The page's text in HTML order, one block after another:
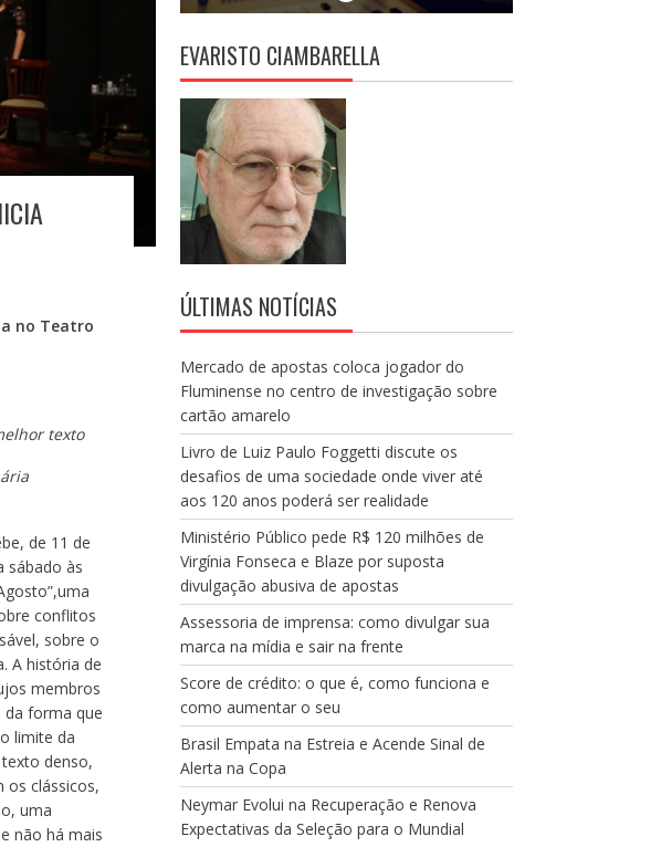
no Teatro
texto
de 11 de
sábado às
conflitos
sobre o
A história de
membros
da forma que
limite da
denso,
clássicos,
uma
não há mais
EVARISTO CIAMBARELLA
ÚLTIMAS NOTÍCIAS
Mercado de apostas coloca jogador do
Fluminense no centro de investigação sobre
cartão amarelo
Livro de Luiz Paulo Foggetti discute os
desafios de uma sociedade onde viver até
aos 120 anos poderá ser realidade
Ministério Público pede R$ 120 milhões de
Virgínia Fonseca e Blaze por suposta
divulgação abusiva de apostas
Assessoria de imprensa: como divulgar sua
marca na mídia e sair na frente
Score de crédito: o que é, como funciona e
como aumentar o seu
Brasil Empata na Estreia e Acende Sinal de
Alerta na Copa
Neymar Evolui na Recuperação e Renova
Expectativas da Seleção para o Mundial